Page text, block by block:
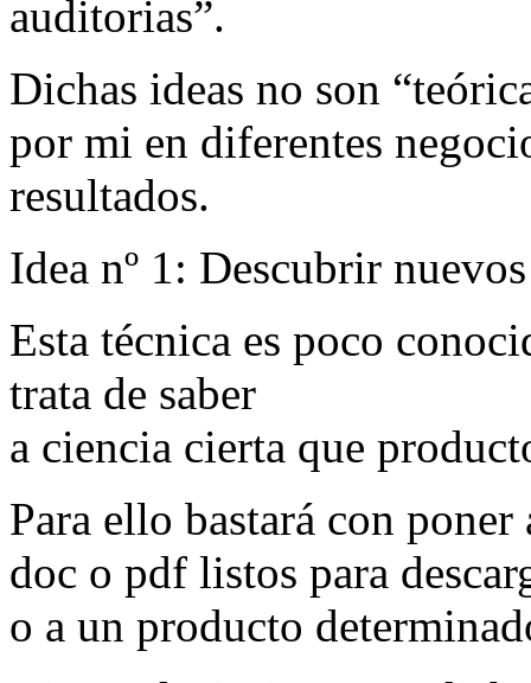
auditorias”.
Dichas ideas no son
por mi en diferentes
resultados.
Idea nº 1: Descubrir
Esta técnica es poco
trata de saber
a ciencia cierta que
Para ello bastará con
doc o pdf listos para
o a un producto